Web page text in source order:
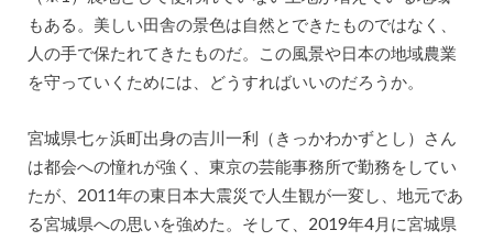
もある。美しい田舎の景色は自然とできたものではなく、
人の手で保たれてきたものだ。この風景や日本の地域農業
を守っていくためには、どうすればいいのだろうか。
宮城県七ヶ浜町出身の吉川一利（きっかわかずとし）さん
は都会への憧れが強く、東京の芸能事務所で勤務をしてい
たが、2011年の東日本大震災で人生観が一変し、地元であ
る宮城県への思いを強めた。そして、2019年4月に宮城県